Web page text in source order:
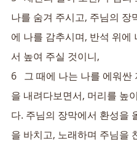
나를 숨겨 주시고, 주님의 장
에 나를 감추시며, 반석 위에
서 높여 주실 것이니,
6   그 때에 나는 나를 에워싼
을 내려다보면서, 머리를 높
다. 주님의 장막에서 환성을
을 바치고, 노래하며 주님을